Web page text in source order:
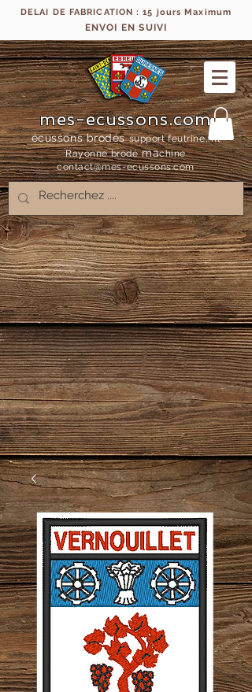
DELAI DE FABRICATION : 15 jours Maximum
ENVOI EN SUIVI
mes-ecussons.com
écussons brodés support feutrine, fil
Rayonne brodémachine
contact@mes-ecussons.com